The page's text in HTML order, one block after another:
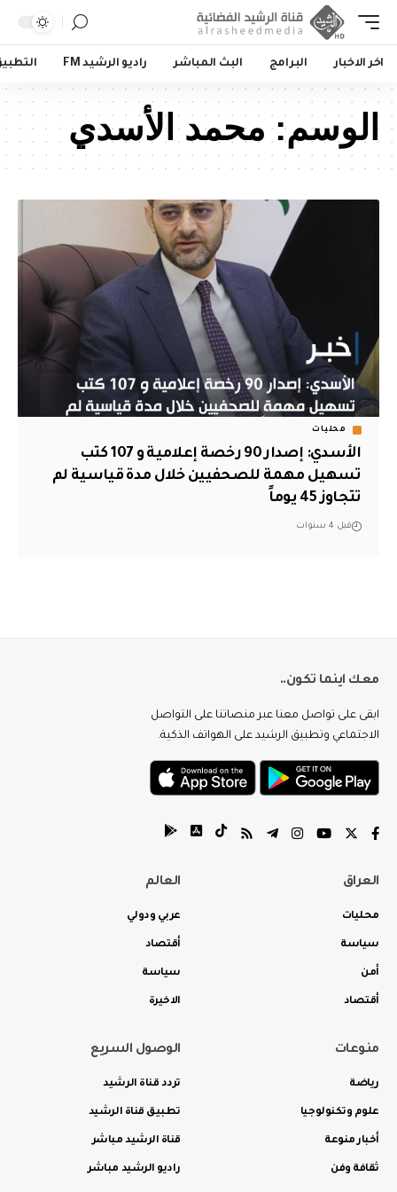
اخر الاخبار البرامج البث المباشر راديو الرشيد FM
الوسم:محمد الأسدي
محليات
الأسدي: إصدار 90 رخصة إعلامية و 107 كتب
تسهيل مهمة للصحفيين خلال مدة قياسية لم
تتجاوز 45 يوماً
قبل 4 سنوات
معك اينما تكون..
ابقى على تواصل معنا عبر منصاتنا على التواصل
الاجتماعي وتطبيق الرشيد على الهواتف الذكية.
العراق
محليات
سياسة
أمن
أقتصاد
العالم
عربي ودولي
أقتصاد
سياسة
الاخيرة
منوعات
رياضة
علوم وتكنولوجيا
أخبار منوعة
ثقافة وفن
الوصول السريع
تردد قناة الرشيد
تطبيق قناة الرشيد
قناة الرشيد مباشر
راديو الرشيد مباشر